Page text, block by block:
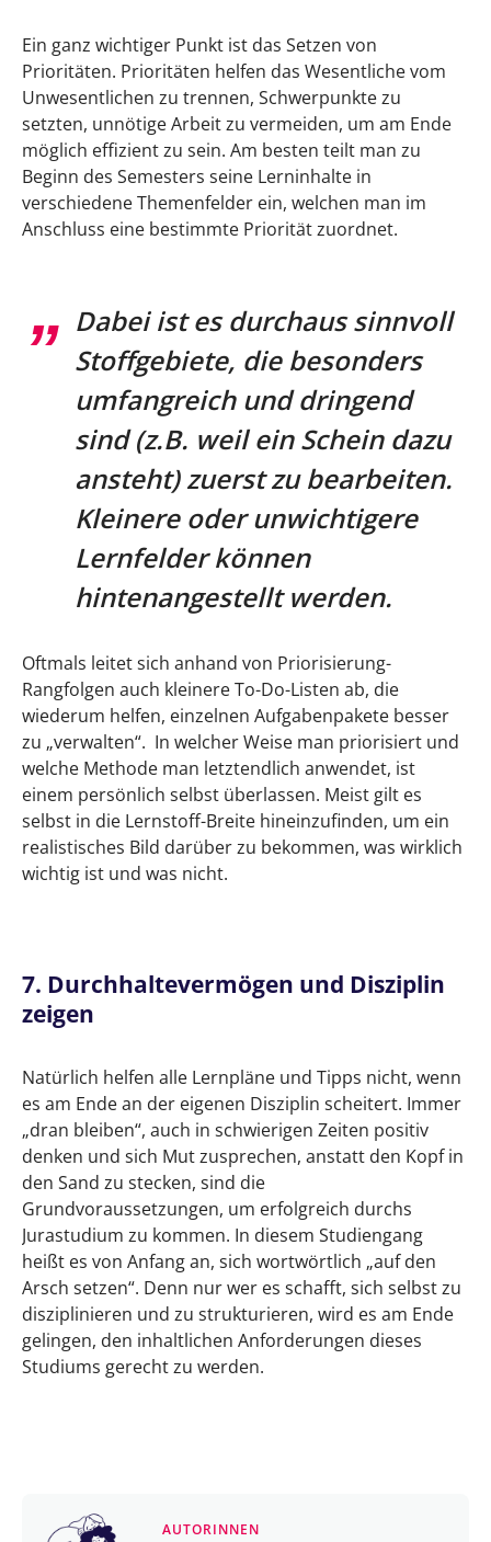
Ein ganz wichtiger Punkt ist das Setzen von
Prioritäten. Prioritäten helfen das Wesentliche vom
Unwesentlichen zu trennen, Schwerpunkte zu
setzten, unnötige Arbeit zu vermeiden, um am Ende
möglich effizient zu sein. Am besten teilt man zu
Beginn des Semesters seine Lerninhalte in
verschiedene Themenfelder ein, welchen man im
Anschluss eine bestimmte Priorität zuordnet.
Dabei ist es durchaus sinnvoll
Stoffgebiete, die besonders
umfangreich und dringend
sind (z.B. weil ein Schein dazu
ansteht) zuerst zu bearbeiten.
Kleinere oder unwichtigere
Lernfelder können
hintenangestellt werden.
Oftmals leitet sich anhand von Priorisierung-
Rangfolgen auch kleinere To-Do-Listen ab, die
wiederum helfen, einzelnen Aufgabenpakete besser
zu „verwalten“. In welcher Weise man priorisiert und
welche Methode man letztendlich anwendet, ist
einem persönlich selbst überlassen. Meist gilt es
selbst in die Lernstoff-Breite hineinzufinden, um ein
realistisches Bild darüber zu bekommen, was wirklich
wichtig ist und was nicht.
7. Durchhaltevermögen und Disziplin
zeigen
Natürlich helfen alle Lernpläne und Tipps nicht, wenn
es am Ende an der eigenen Disziplin scheitert. Immer
„dran bleiben“, auch in schwierigen Zeiten positiv
denken und sich Mut zusprechen, anstatt den Kopf in
den Sand zu stecken, sind die
Grundvoraussetzungen, um erfolgreich durchs
Jurastudium zu kommen. In diesem Studiengang
heißt es von Anfang an, sich wortwörtlich „auf den
Arsch setzen“. Denn nur wer es schafft, sich selbst zu
disziplinieren und zu strukturieren, wird es am Ende
gelingen, den inhaltlichen Anforderungen dieses
Studiums gerecht zu werden.
AUTORINNEN